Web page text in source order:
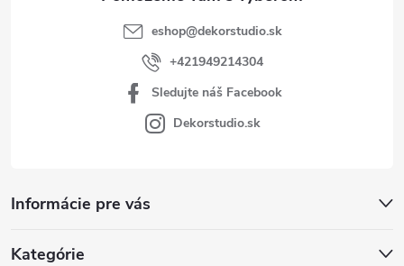
Informácie pre vás
Kategórie
eshop@dekorstudio.sk
+421949214304
Sledujte náš Facebook
Dekorstudio.sk